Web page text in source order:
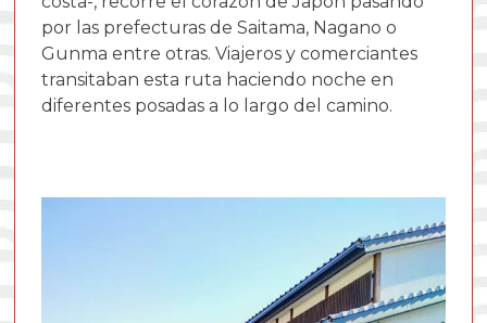
por las prefecturas de Saitama, Nagano o
Gunma entre otras. Viajeros y comerciantes
transitaban esta ruta haciendo noche en
diferentes posadas a lo largo del camino.